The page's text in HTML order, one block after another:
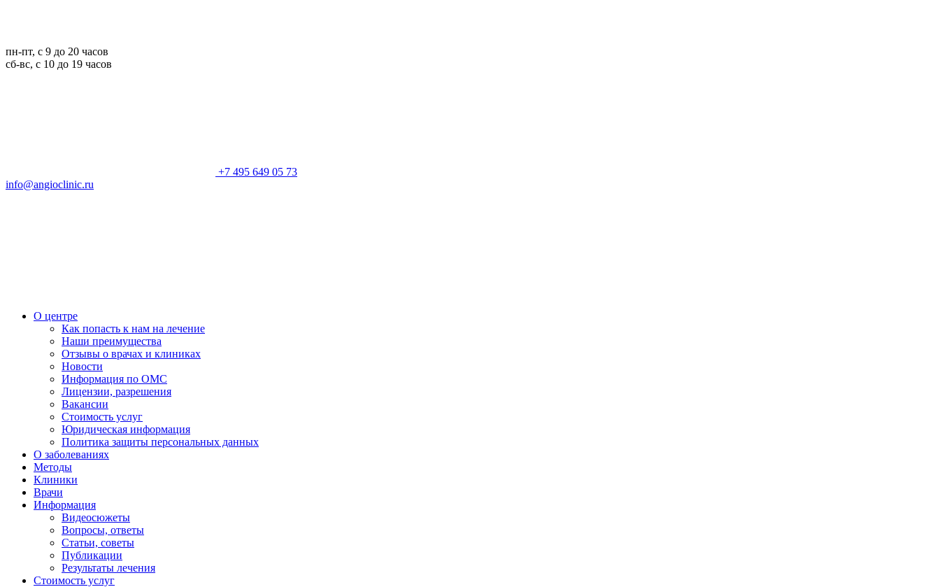
пн-пт, с 9 до 20 часов
сб-вс, с 10 до 19 часов
+7 495 649 05 73
info@angioclinic.ru
О центре
Как попасть к нам на лечение
Наши преимущества
Отзывы о врачах и клиниках
Новости
Информация по ОМС
Лицензии, разрешения
Вакансии
Стоимость услуг
Юридическая информация
Политика защиты персональных данных
О заболеваниях
Методы
Клиники
Врачи
Информация
Видеосюжеты
Вопросы, ответы
Статьи, советы
Публикации
Результаты лечения
Стоимость услуг